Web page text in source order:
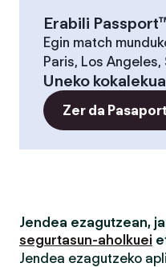
Erabili
Egin match
Paris, Los
Uneko kokalekua
Zer da
Jendea ezagutzean,
segurtasun-aholkuei
Jendea ezagutzeko